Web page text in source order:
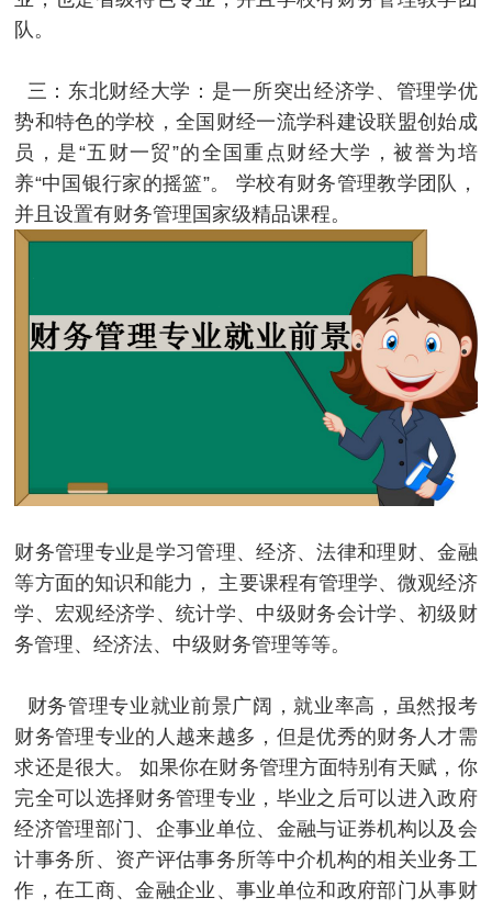
队。
三：东北财经大学：是一所突出经济学、管理学优
势和特色的学校，全国财经一流学科建设联盟创始成
员，是“五财一贸”的全国重点财经大学，被誉为培
养“中国银行家的摇篮”。 学校有财务管理教学团队，
并且设置有财务管理国家级精品课程。
财务管理专业是学习管理、经济、法律和理财、金融
等方面的知识和能力， 主要课程有管理学、微观经济
学、宏观经济学、统计学、中级财务会计学、初级财
务管理、经济法、中级财务管理等等。
财务管理专业就业前景广阔，就业率高，虽然报考
财务管理专业的人越来越多，但是优秀的财务人才需
求还是很大。 如果你在财务管理方面特别有天赋，你
完全可以选择财务管理专业，毕业之后可以进入政府
经济管理部门、企事业单位、金融与证券机构以及会
计事务所、资产评估事务所等中介机构的相关业务工
作，在工商、金融企业、事业单位和政府部门从事财